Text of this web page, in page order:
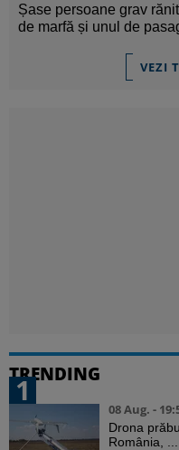
Șase persoane grav
de marfă și unul de
VEZI
TRENDING
1
08 Aug. -
Drona
România, ...